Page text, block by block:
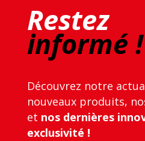
Restez
informé !
Découvrez notre
nouveaux produits,
et nos dernières
exclusivité !